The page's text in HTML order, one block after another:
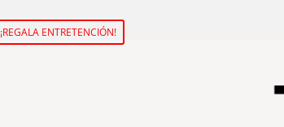
¡REGALA ENTRETENCIÓN!